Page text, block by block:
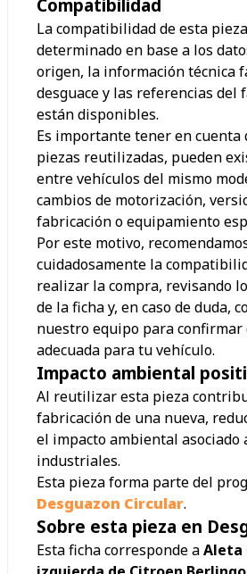
Compatibilidad
La compatibilidad de esta
determinado en base a los
origen, la información técnica
desguace y las referencias del
están disponibles.
Es importante tener en cuenta
piezas reutilizadas, pueden
entre vehículos del mismo
cambios de motorización,
fabricación o equipamiento
Por este motivo,
cuidadosamente la
realizar la compra, revisando
de la ficha y, en caso de duda,
nuestro equipo para confirmar
adecuada para tu vehículo.
Impacto ambiental
Al reutilizar esta pieza
fabricación de una nueva,
el impacto ambiental asociado
industriales.
Esta pieza forma parte del
Desguazon Circular.
Sobre esta pieza en
Esta ficha corresponde aAleta